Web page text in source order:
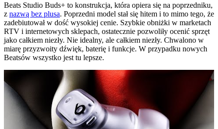
Beats Studio Buds+ to konstrukcja, która opiera się na poprzedniku,
z nazwą bez plusa. Poprzedni model stał się hitem i to mimo tego, że
zadebiutował w dość wysokiej cenie. Szybkie obniżki w marketach
RTV i internetowych sklepach, ostatecznie pozwoliły ocenić sprzęt
jako całkiem niezły. Nie idealny, ale całkiem niezły. Chwalono w
miarę przyzwoity dźwięk, baterię i funkcje. W przypadku nowych
Beatsów wszystko jest tu lepsze.